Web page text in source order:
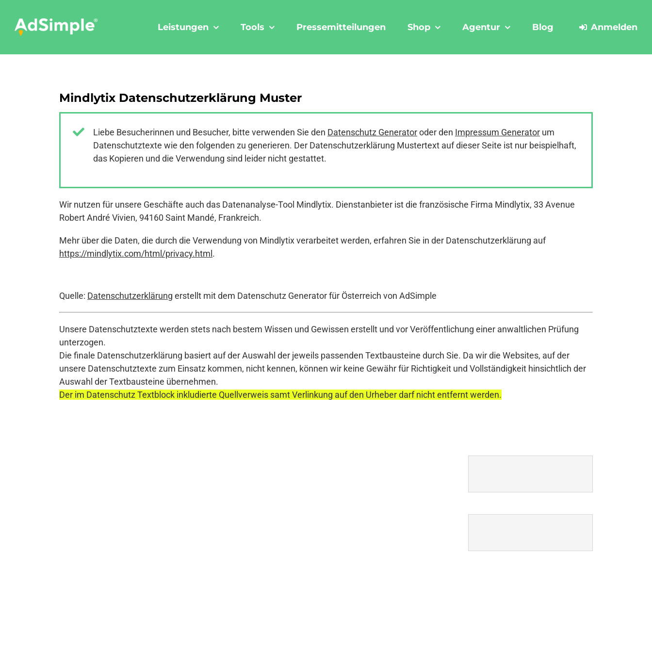
content
Leistungen Tools Pressemitteilungen Shop Agentur Blog Anmelden
Mindlytix Datenschutzerklärung Muster
Liebe Besucherinnen und Besucher, bitte verwenden Sie den Datenschutz Generatoroder den Impressum Generator um
Datenschutztexte wie den folgenden zu generieren. Der Datenschutzerklärung Mustertext auf dieser Seite ist nur beispielhaft,
das Kopieren und die Verwendung sind leider nicht gestattet.
Wir nutzen für unsere Geschäfte auch das Datenanalyse-Tool Mindlytix. Dienstanbieter ist die französische Firma Mindlytix, 33 Avenue
Robert André Vivien, 94160 Saint Mandé, Frankreich.
Mehr über die Daten, die durch die Verwendung von Mindlytix verarbeitet werden, erfahren Sie in der Datenschutzerklärung auf
https://mindlytix.com/html/privacy.html .
Quelle: Datenschutzerklärung erstellt mit dem Datenschutz Generator für Österreich von AdSimple
Unsere Datenschutztexte werden stets nach bestem Wissen und Gewissen erstellt und vor Veröffentlichung einer anwaltlichen Prüfung
unterzogen.
Die finale Datenschutzerklärung basiert auf der Auswahl der jeweils passenden Textbausteine durch Sie. Da wir die Websites, auf der
unsere Datenschutztexte zum Einsatz kommen, nicht kennen, können wir keine Gewähr für Richtigkeit und Vollständigkeit hinsichtlich der
Auswahl der Textbausteine übernehmen.
Der im Datenschutz Textblock inkludierte Quellverweis samt Verlinkung auf den Urheber darf nicht entfernt werden.